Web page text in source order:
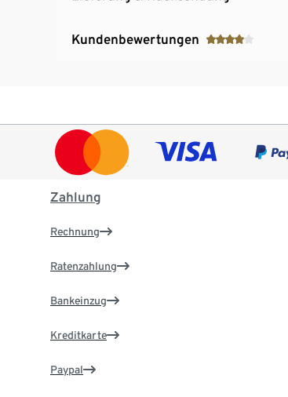
Kundenbewertungen
Zahlung
Rechnung
Ratenzahlung
Bankeinzug
Kreditkarte
Paypal